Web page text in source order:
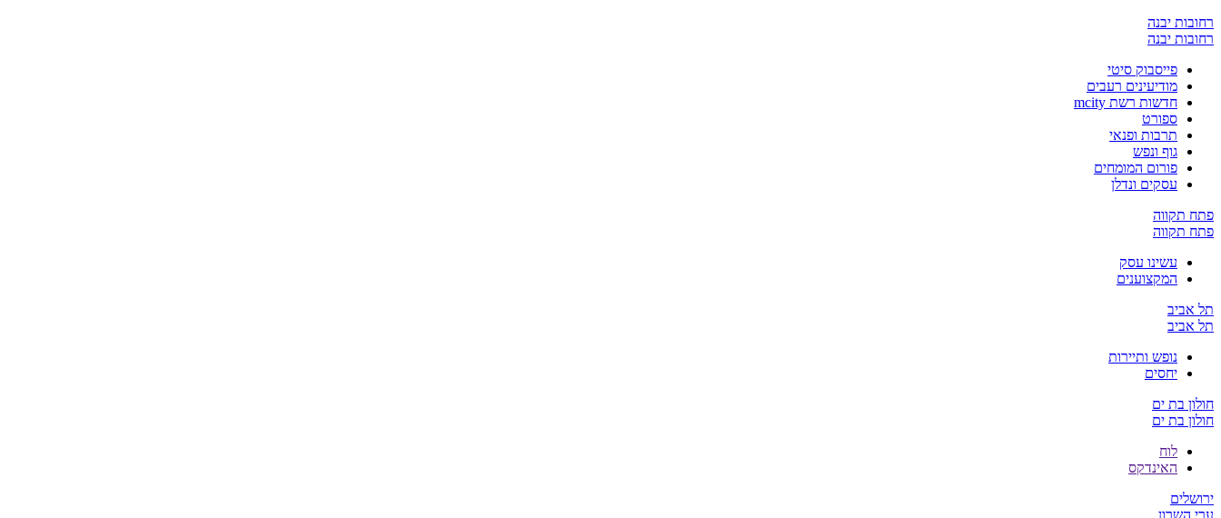
רחובות יבנה
רחובות יבנה
פייסבוק סיטי
מודיעינים רעבים
חדשות רשת mcity
ספורט
תרבות ופנאי
גוף ונפש
פורום המומחים
עסקים ונדלן
פתח תקווה
פתח תקווה
עשינו עסק
המקצוענים
תל אביב
תל אביב
נופש ותיירות
יחסים
חולון בת ים
חולון בת ים
לוח
האינדקס
ירושלים
ערי השרון